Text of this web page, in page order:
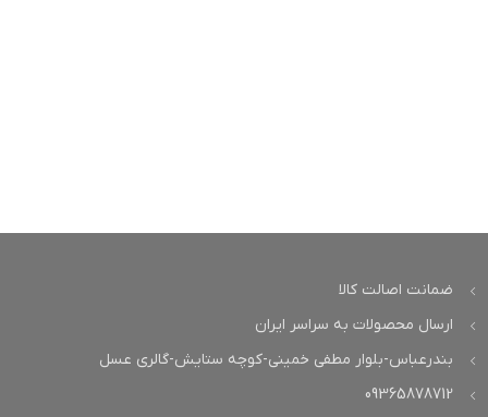
ضمانت اصالت کالا
ارسال محصولات به سراسر ایران
بندرعباس-بلوار مطفی خمینی-کوچه ستایش-گالری عسل
09365878712